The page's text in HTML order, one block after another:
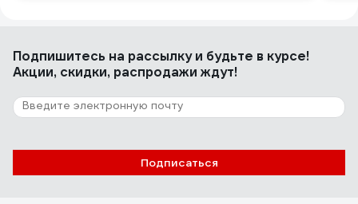
Подпишитесь на рассылкуи будьте в курсе!
Акции, скидки, распродажи ждут!
Подписаться